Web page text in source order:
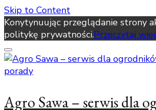
Skip to Content
Konytynuując przeglądanie strony
politykę prywatności.Przeczytaj
Agro Sawa – serwis dla